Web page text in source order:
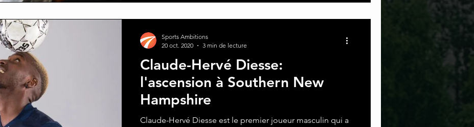
Claude-Hervé Diesse:
l'ascension à Southern New
Hampshire
Claude-Hervé Diesse est le premier joueur masculin qui a
Sports Ambitions
20 oct. 2020
3 min de lecture